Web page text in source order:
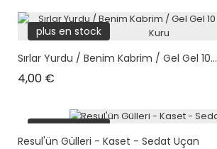
plus en stock
Sırlar Yurdu / Benim Kabrim / Gel Gel 10...
4,00 €
plus en stock
Resul'ün Gülleri - Kaset - Sedat Uçan